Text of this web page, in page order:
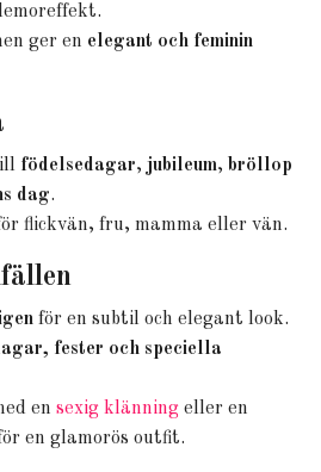
ger en elegant och feminin
födelsedagar, jubileum, bröllop
dag.
flickvän, fru, mamma eller vän.
för en subtil och elegant look.
fester och speciella
en sexig klänning eller en
en glamorös outfit.